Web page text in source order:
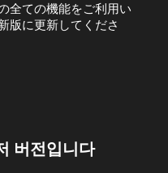
全ての機能をご利用い
版に更新してくださ
버전입니다